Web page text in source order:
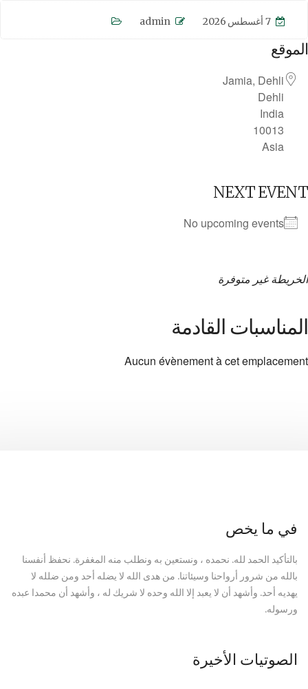
7 أغسطس 2026 admin
الموقع
Jamia, Dehli
Dehli
India
10013
Asia
NEXT EVENT
No upcoming events
الخريطة غير متوفرة
المناسبات القادمة
Aucun évènement à cet emplacement
في ما يخص
بالتأكيد الحمد لله. نحمده ، ونستعين به ونطلب منه المغفرة. نحفظ أنفسنا
بالله من شرور أرواحنا وسيئاتنا. من هدى الله لا يضله أحد ومن ضلله لا
يهديه أحد. وأشهد أن لا يعبد إلا الله وحده لا شريك له ، وأشهد أن محمدا عبده
ورسوله.
الصوتيات الأخيرة